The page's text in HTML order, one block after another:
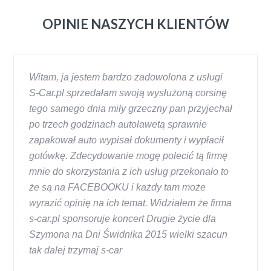
OPINIE NASZYCH KLIENTÓW
Witam, ja jestem bardzo zadowolona z usługi
S-Car.pl sprzedałam swoją wysłużoną corsinę
tego samego dnia miły grzeczny pan przyjechał
po trzech godzinach autolawetą sprawnie
zapakował auto wypisał dokumenty i wypłacił
gotówkę. Zdecydowanie mogę polecić tą firmę
mnie do skorzystania z ich usług przekonało to
że są na FACEBOOKU i każdy tam może
wyrazić opinię na ich temat. Widziałem że firma
s-car.pl sponsoruje koncert Drugie życie dla
Szymona na Dni Świdnika 2015 wielki szacun
tak dalej trzymaj s-car